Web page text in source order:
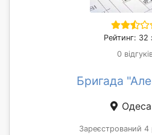
Рейтинг: 32
0
Бригада
Одеса
Зареєстрований